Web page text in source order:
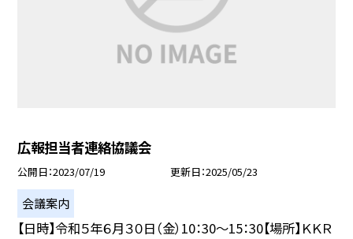
広報担当者連絡協議会
公開日 2023/07/19 更新日 2025/05/23
会議案内
【日時】令和５年６月３０日（金）10：30〜15：30【場所】ＫＫＲ